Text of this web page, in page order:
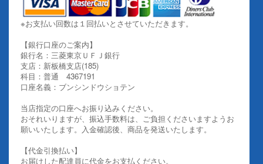
※お支払い回数は１回払いとさせていただきます。
【銀行口座のご案内】
銀行名：三菱東京ＵＦＪ銀行
支店：新板橋支店(185)
科目：普通 4367191
口座名義：ブンシンドウショテン
当店指定の口座へお振り込みください。
おそれいりますが、振込手数料は、ご負担くださいますようお
願いいたします。入金確認後、商品を発送いたします。
【代金引換払い】
お届けした配達員に代金をお支払ください。